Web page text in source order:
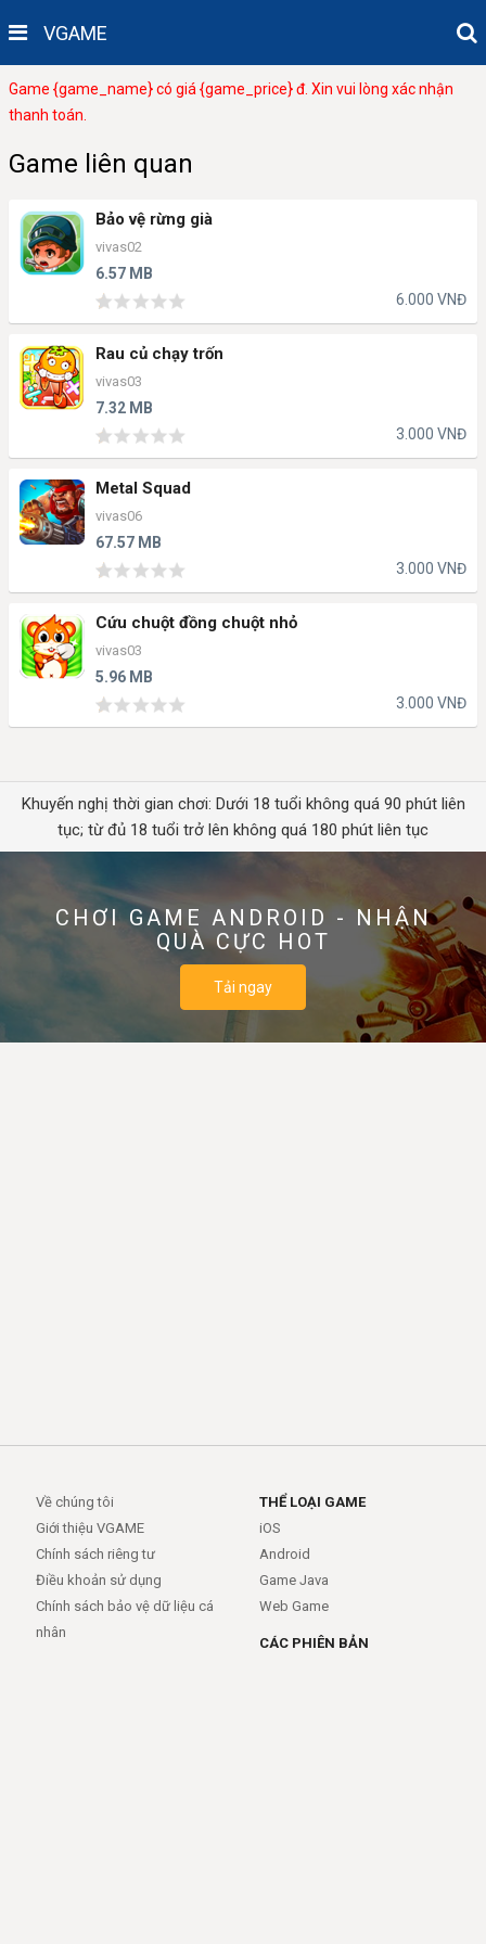
VGAME
Game {game_name} có giá {game_price} đ. Xin vui lòng xác nhận
thanh toán.
Game liên quan
Bảo vệ rừng già
vivas02
6.57 MB
6.000 VNĐ
Rau củ chạy trốn
vivas03
7.32 MB
3.000 VNĐ
Metal Squad
vivas06
67.57 MB
3.000 VNĐ
Cứu chuột đồng chuột nhỏ
vivas03
5.96 MB
3.000 VNĐ
Khuyến nghị thời gian chơi: Dưới 18 tuổi không quá 90 phút liên
tục; từ đủ 18 tuổi trở lên không quá 180 phút liên tục
CHƠI GAME ANDROID - NHẬN
QUÀ CỰC HOT
Tải ngay
Về chúng tôi
Giới thiệu VGAME
Chính sách riêng tư
Điều khoản sử dụng
Chính sách bảo vệ dữ liệu cá
nhân
THỂ LOẠI GAME
iOS
Android
Game Java
Web Game
CÁC PHIÊN BẢN